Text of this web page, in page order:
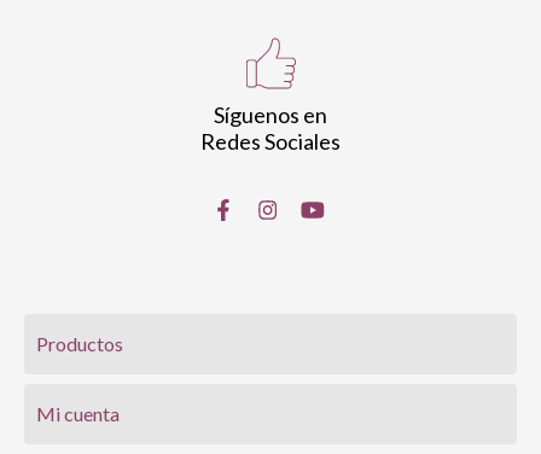
Síguenos en
Redes Sociales
Productos
Mi cuenta